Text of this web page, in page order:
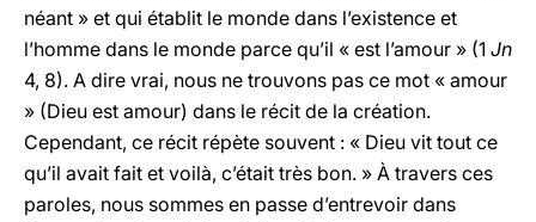
néant » et qui établit le monde dans l’existence et
l’homme dans le monde parce qu’il « est l’amour » (1 Jn
4, 8). A dire vrai, nous ne trouvons pas ce mot « amour
» (Dieu est amour) dans le récit de la création.
Cependant, ce récit répète souvent : « Dieu vit tout ce
qu’il avait fait et voilà, c’était très bon. » À travers ces
paroles, nous sommes en passe d’entrevoir dans